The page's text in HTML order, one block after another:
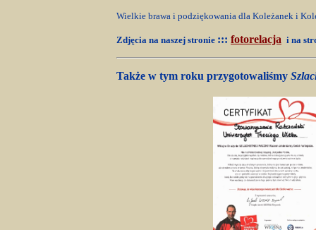
Wielkie brawa i podziękowania dla Koleżanek i
Zdjęcia na naszej stronie ::: fotorelacja i na
Także w tym roku przygotowaliśmy